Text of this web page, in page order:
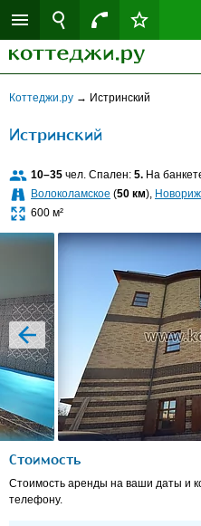
Коттеджи.ру → Истринский
Истринский
10–35 чел. Спален: 5. На
Волоколамское (50 км),
600 м²
prev
Стоимость
Стоимость аренды на ваши даты и
телефону.